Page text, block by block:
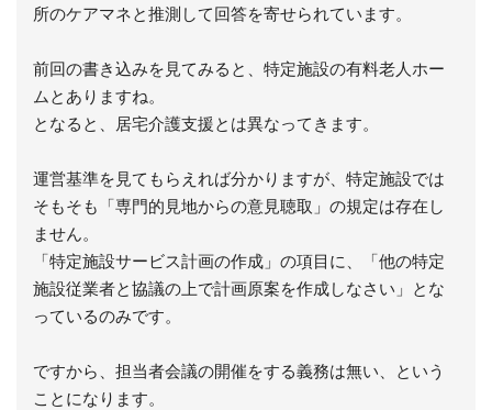
所のケアマネと推測して回答を寄せられています。
前回の書き込みを見てみると、特定施設の有料老人ホー
ムとありますね。
となると、居宅介護支援とは異なってきます。
運営基準を見てもらえれば分かりますが、特定施設では
そもそも「専門的見地からの意見聴取」の規定は存在し
ません。
「特定施設サービス計画の作成」の項目に、「他の特定
施設従業者と協議の上で計画原案を作成しなさい」とな
っているのみです。
ですから、担当者会議の開催をする義務は無い、という
ことになります。